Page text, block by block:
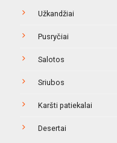
Užkandžiai
Pusryčiai
Salotos
Sriubos
Karšti patiekalai
Desertai